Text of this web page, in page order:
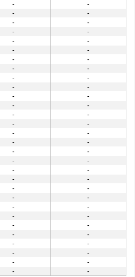
-
-
-
-
-
-
-
-
-
-
-
-
-
-
-
-
-
-
-
-
-
-
-
-
-
-
-
-
-
-
-
-
-
-
-
-
-
-
-
-
-
-
-
-
-
-
-
-
-
-
-
-
-
-
-
-
-
-
- -